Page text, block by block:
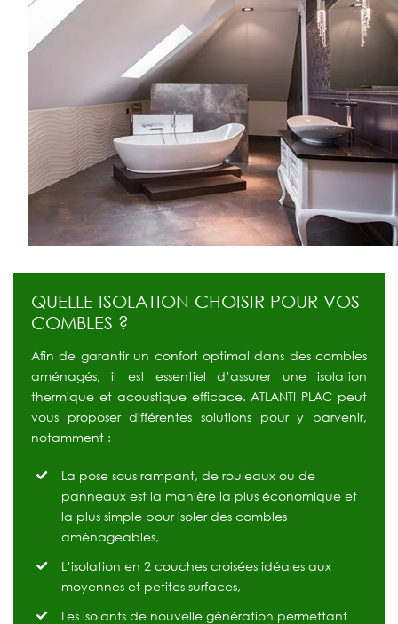
QUELLE ISOLATION CHOISIR POUR VOS
COMBLES ?
Afin de garantir un confort optimal dans des combles
aménagés, il est essentiel d’assurer une isolation
thermique et acoustique efficace. ATLANTI PLAC peut
vous proposer différentes solutions pour y parvenir,
notamment :
La pose sous rampant, de rouleaux ou de
panneaux est la manière la plus économique et
la plus simple pour isoler des combles
aménageables,
L’isolation en 2 couches croisées idéales aux
moyennes et petites surfaces,
Les isolants de nouvelle génération permettant